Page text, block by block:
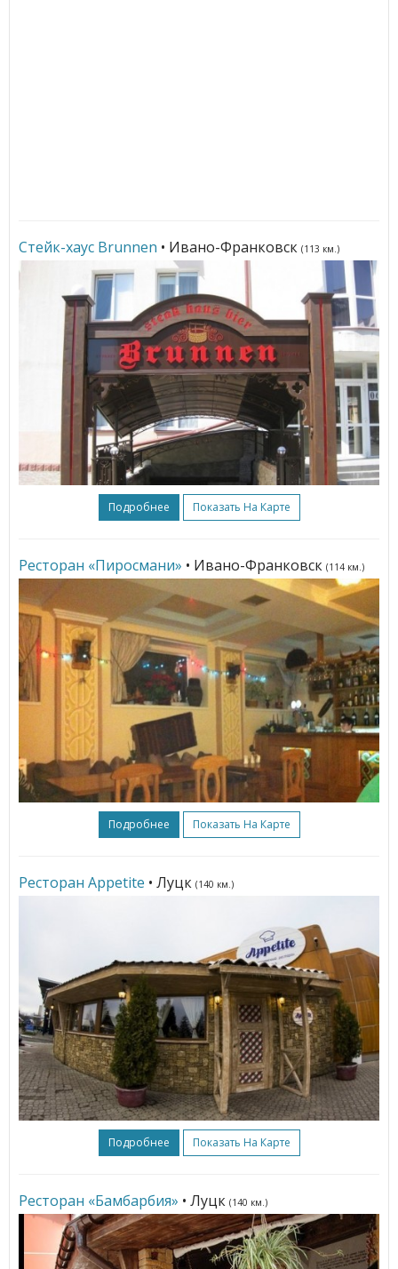
Стейк-хаус Brunnen • Ивано-Франковск (113 км.)
Подробнее Показать На Карте
Ресторан «Пиросмани» • Ивано-Франковск (114 км.)
Подробнее Показать На Карте
Ресторан Appetite • Луцк (140 км.)
Подробнее Показать На Карте
Ресторан «Бамбарбия» • Луцк (140 км.)